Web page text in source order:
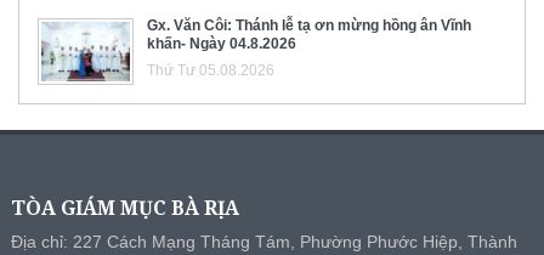
Gx. Văn Côi: Thánh lễ tạ ơn mừng hồng ân Vĩnh
khấn- Ngày 04.8.2026
Thứ Tư 05.08.2026
TÒA GIÁM MỤC BÀ RỊA
Địa chỉ: 227 Cách Mạng Tháng Tám, Phường Phước Hiệp, Thành